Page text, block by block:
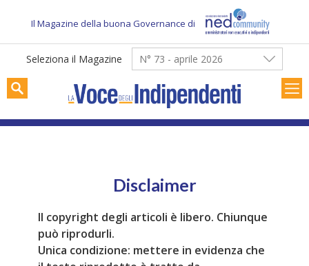
content
Il Magazine della buona Governance di
Seleziona il Magazine N° 73 - aprile 2026
Disclaimer
Il copyright degli articoli è libero. Chiunque
può riprodurli.
Unica condizione: mettere in evidenza che